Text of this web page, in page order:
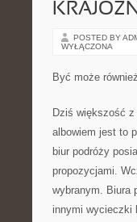
POSTED BY
WYŁĄCZONA
Być może
Dziś większość
albowiem jest to
biur podróży
propozycjami.
wybranym. Biura
innymi wycieczki